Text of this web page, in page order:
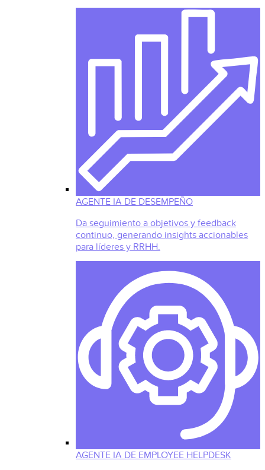
AGENTE IA DE DESEMPEÑO
Da seguimiento a objetivos y feedback
continuo, generando insights accionables
para líderes y RRHH.
AGENTE IA DE EMPLOYEE HELPDESK